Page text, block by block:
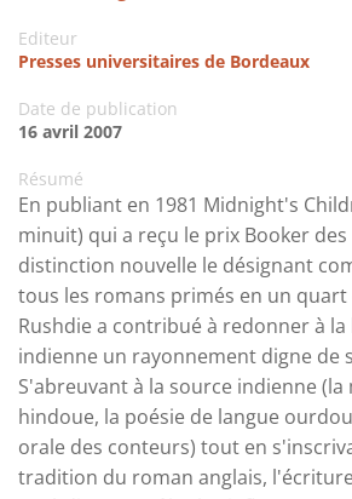
Editeur
Presses universitaires de Bordeaux
Date de publication
16 avril 2007
Résumé
En publiant en 1981 Midnight's
minuit) qui a reçu le prix Booker des
distinction nouvelle le désignant
tous les romans primés en un quart
Rushdie a contribué à redonner à
indienne un rayonnement digne de
S'abreuvant à la source indienne
hindoue, la poésie de langue
orale des conteurs) tout en
tradition du roman anglais,